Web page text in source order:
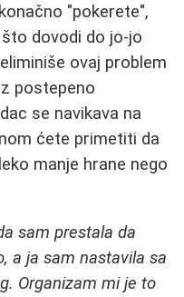
"pokerete",
dovodi do jo-jo
ovaj problem
postepeno
se navikava na
ćete primetiti da
manje hrane nego
sam prestala da
a ja sam nastavila sa
Organizam mi je to